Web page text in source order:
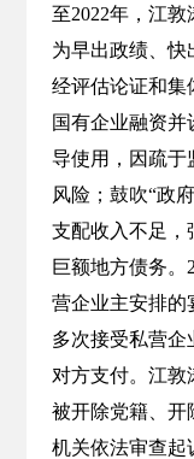
至2022年，江敦
为早出政绩、快
经评估论证和集
国有企业融资
导使用，因疏于
风险；鼓吹“政
支配收入不足，
巨额地方债务。
营企业主安排的
多次接受私营企
对方支付。江敦
被开除党籍、开
机关依法审查起